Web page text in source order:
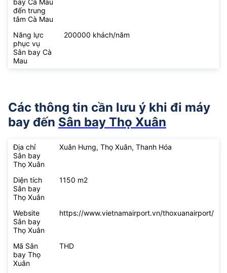
đến trung
tâm Cà Mau
Năng lực
phục vụ
Sân bay Cà
Mau
200000 khách/năm
Các thông tin cần lưu ý khi đi máy
bay đến Sân bay Thọ Xuân
Địa chỉ
Sân bay
Thọ Xuân
Xuân Hưng, Thọ Xuân, Thanh Hóa
Diện tích
Sân bay
Thọ Xuân
1150 m2
Website
Sân bay
Thọ Xuân
https://www.vietnamairport.vn/thoxuanairport/
Mã Sân
bay Thọ
Xuân
THD